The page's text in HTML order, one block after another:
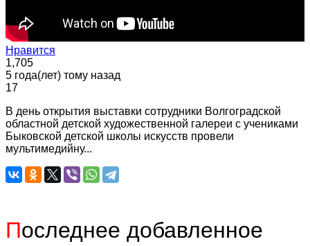
Нравится
1,705
5 года(лет) тому назад
17
В день открытия выставки сотрудники Волгоградской
областной детской художественной галереи с учениками
Быковской детской школы искусств провели
мультимедийну...
Последнее добавленное